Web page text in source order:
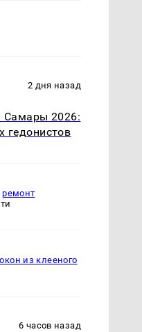
2 дня назад
Самары 2026:
гедонистов
ремонт
из клееного
6 часов назад